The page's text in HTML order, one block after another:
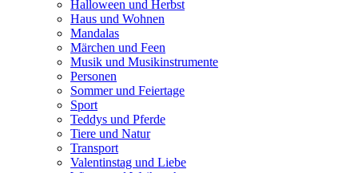
Sommer und Feiertage
Teddys und Pferde
Tiere und Natur
Valentinstag und Liebe
Halloween und Herbst
Haus und Wohnen
Mandalas
Märchen und Feen
Musik und Musikinstrumente
Personen
Sommer und Feiertage
Sport
Teddys und Pferde
Tiere und Natur
Transport
Valentinstag und Liebe